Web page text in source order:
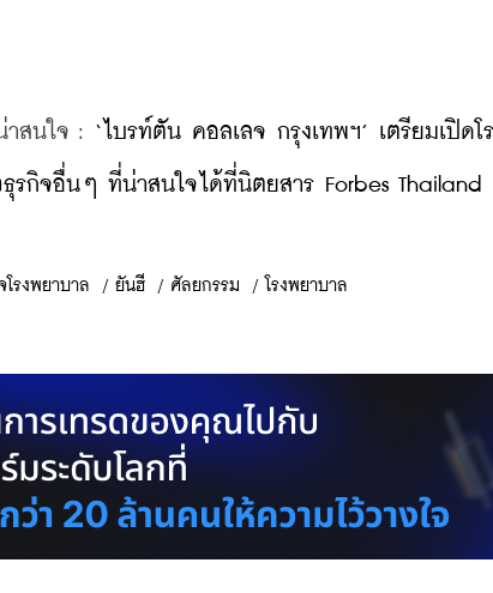
าสนใจ : ‘ไบรท์ตัน คอลเลจ กรุงเทพฯ’ เตรียมเปิด
ธุรกิจอื่นๆ ที่น่าสนใจได้ที่นิตยสาร Forbes
โรงพยาบาล / ยันฮี / ศัลยกรรม / โรงพยาบาล